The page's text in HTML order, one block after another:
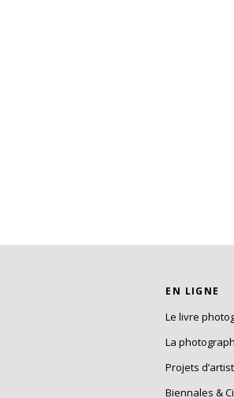
EN LIGNE
Le livre
La
Projets
Biennales &